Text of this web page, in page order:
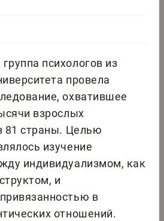
психологов из
провела
охватившее
взрослых
81 страны. Целью
изучение
индивидуализмом, как
и
в
отношений.